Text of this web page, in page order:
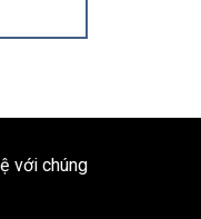
với chúng